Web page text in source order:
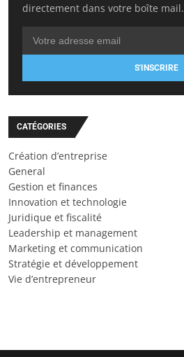
directement dans votre boîte mail.
S'INSCRIRE
CATÉGORIES
Création d’entreprise
General
Gestion et finances
Innovation et technologie
Juridique et fiscalité
Leadership et management
Marketing et communication
Stratégie et développement
Vie d’entrepreneur